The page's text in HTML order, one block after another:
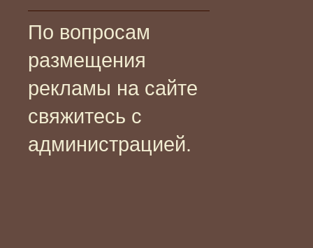
По вопросам
размещения
рекламы на сайте
свяжитесь с
администрацией.